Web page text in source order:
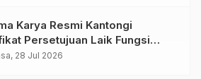
Karya Resmi Kantongi
Persetujuan Laik Fungsi
Jembatan Musi V Tol
28 Jul 2026